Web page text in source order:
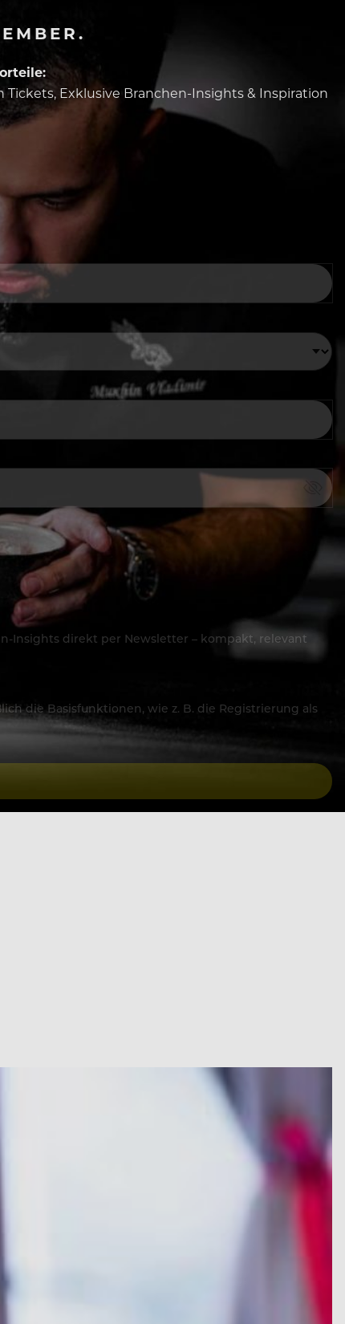
Tickets, Exklusive Branchen-Insights & Inspiration
Insights direkt per Newsletter – kompakt, relevant
die Basisfunktionen, wie z. B. die Registrierung als